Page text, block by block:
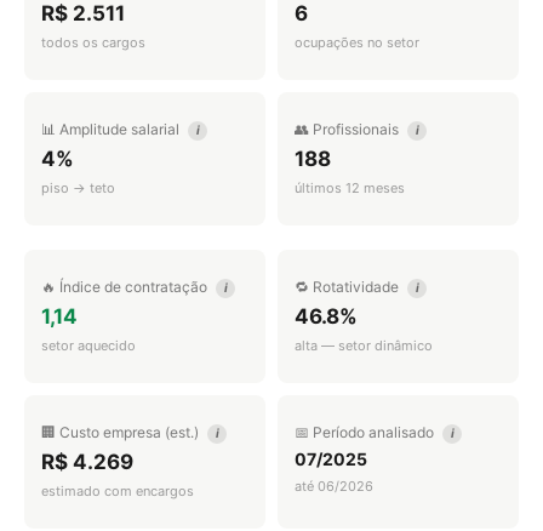
R$ 2.511
todos os cargos
6
ocupações no setor
📊 Amplitude salarial i
4%
piso → teto
👥 Profissionais i
188
últimos 12 meses
🔥 Índice de contratação i
1,14
setor aquecido
🔁 Rotatividade i
46.8%
alta — setor dinâmico
🏢 Custo empresa (est.) i
R$ 4.269
estimado com encargos
📅 Período analisado i
07/2025
até 06/2026